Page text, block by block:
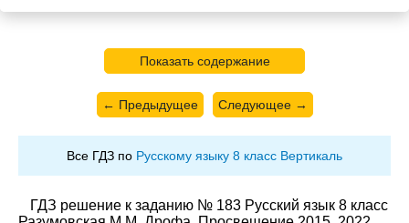
Показать содержание
← Предыдущее Следующее →
Все ГДЗ по Русскому языку 8 класс Вертикаль
ГДЗ решение к заданию № 183 Русский язык 8 класс